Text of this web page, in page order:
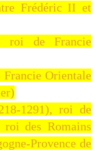
Frédéric II et
roi de Francie
Orientale
1291), roi de
roi des Romains
Provence de